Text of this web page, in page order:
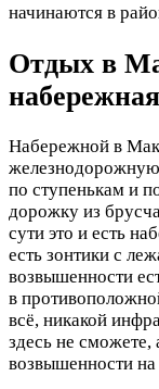
начинаются в
Отдых в
Набережной в
железнодорожную
по ступенькам и
дорожку из
сути это и есть
есть зонтики с
возвышенности
в
всё, никакой
здесь не сможете,
возвышенности